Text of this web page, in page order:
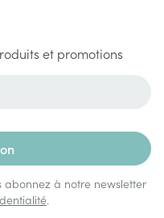
et promotions
abonnez à notre newsletter
.